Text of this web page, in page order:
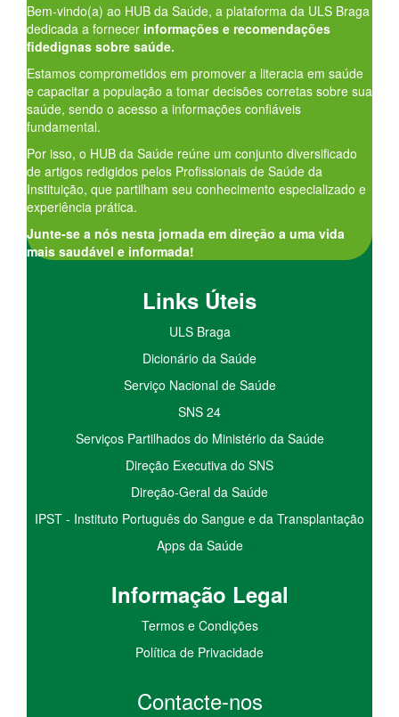
Bem-vindo(a) ao HUB da Saúde, a plataforma da ULS Braga
dedicada a fornecer informações e recomendações
fidedignas sobre saúde.
Estamos comprometidos em promover a literacia em saúde
e capacitar a população a tomar decisões corretas sobre sua
saúde, sendo o acesso a informações confiáveis
fundamental.
Por isso, o HUB da Saúde reúne um conjunto diversificado
de artigos redigidos pelos Profissionais de Saúde da
Instituição, que partilham seu conhecimento especializado e
experiência prática.
Junte-se a nós nesta jornada em direção a uma vida
mais saudável e informada!
Links Úteis
ULS Braga
Dicionário da Saúde
Serviço Nacional de Saúde
SNS 24
Serviços Partilhados do Ministério da Saúde
Direção Executiva do SNS
Direção-Geral da Saúde
IPST - Instituto Português do Sangue e da Transplantação
Apps da Saúde
Informação Legal
Termos e Condições
Política de Privacidade
Contacte-nos